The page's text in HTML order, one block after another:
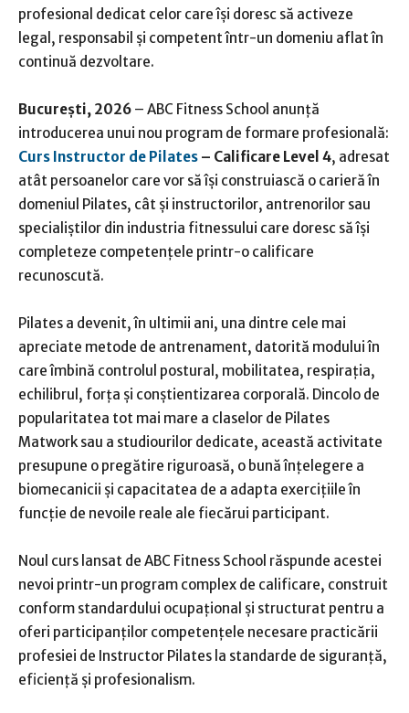
profesional dedicat celor care își doresc să activeze
legal, responsabil și competent într-un domeniu aflat în
continuă dezvoltare.
București, 2026 – ABC Fitness School anunță
introducerea unui nou program de formare profesională:
Curs Instructor de Pilates – Calificare Level 4, adresat
atât persoanelor care vor să își construiască o carieră în
domeniul Pilates, cât și instructorilor, antrenorilor sau
specialiștilor din industria fitnessului care doresc să își
completeze competențele printr-o calificare
recunoscută.
Pilates a devenit, în ultimii ani, una dintre cele mai
apreciate metode de antrenament, datorită modului în
care îmbină controlul postural, mobilitatea, respirația,
echilibrul, forța și conștientizarea corporală. Dincolo de
popularitatea tot mai mare a claselor de Pilates
Matwork sau a studiourilor dedicate, această activitate
presupune o pregătire riguroasă, o bună înțelegere a
biomecanicii și capacitatea de a adapta exercițiile în
funcție de nevoile reale ale fiecărui participant.
Noul curs lansat de ABC Fitness School răspunde acestei
nevoi printr-un program complex de calificare, construit
conform standardului ocupațional și structurat pentru a
oferi participanților competențele necesare practicării
profesiei de Instructor Pilates la standarde de siguranță,
eficiență și profesionalism.